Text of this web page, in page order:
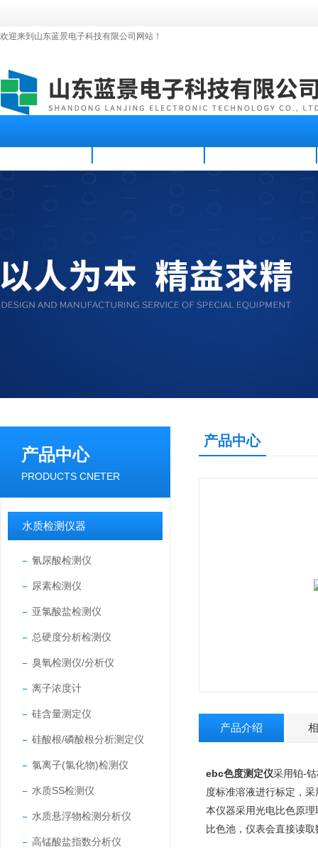
欢迎来到山东蓝景电子科技有限公司网站！
产品中心
PRODUCTS CNETER
水质检测仪器
氰尿酸检测仪
尿素检测仪
亚氯酸盐检测仪
总硬度分析检测仪
臭氧检测仪/分析仪
离子浓度计
硅含量测定仪
硅酸根/磷酸根分析测定仪
氯离子(氯化物)检测仪
水质SS检测仪
水质悬浮物检测分析仪
高锰酸盐指数分析仪
产品中心
产品介绍
ebc色度测定仪采用铂-
度标准溶液进行标定，
本仪器采用光电比色原
比色池，仪表会直接读取